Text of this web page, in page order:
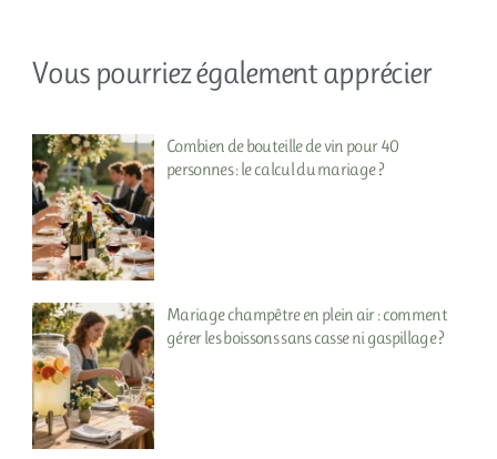
Vous pourriez également apprécier
Combien de bouteille de vin pour 40
personnes : le calcul du mariage ?
Mariage champêtre en plein air : comment
gérer les boissons sans casse ni gaspillage ?